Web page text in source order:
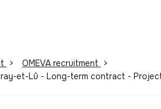
> OMEVA recruitment
>
et-Lû - Long-term contract -